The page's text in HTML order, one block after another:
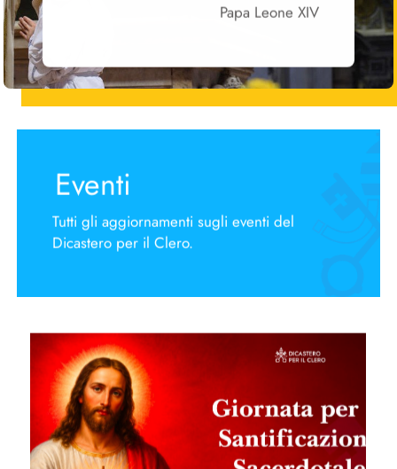
Papa Leone XIV
Eventi
Tutti gli aggiornamenti sugli eventi del
Dicastero per il Clero.